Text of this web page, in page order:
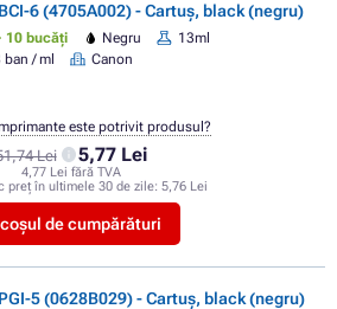
6 (4705A002) - Cartuș, black (negru)
10 bucăți Negru
13ml
ban / ml
Canon
Lei 5,77 Lei
4,77 Lei fără TVA
preț în ultimele 30 de zile: 5,76 Lei
de cumpărături
este potrivit produsul?
5 (0628B029) - Cartuș, black (negru)